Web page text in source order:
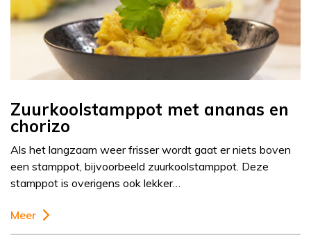
Zuurkoolstamppot met ananas en
chorizo
Als het langzaam weer frisser wordt gaat er niets boven
een stamppot, bijvoorbeeld zuurkoolstamppot. Deze
stamppot is overigens ook lekker…
Meer